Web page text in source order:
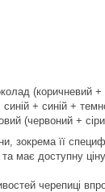
(коричневий +
+ синій +
(червоний +
зокрема її
та має доступну
черепиці